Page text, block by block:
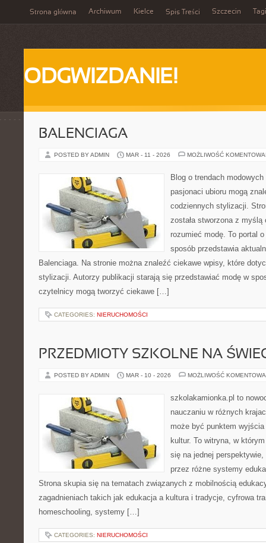
Strona główna Archiwum Kielce Spis Treści Szczecin Tagi
ODGWIZDANIE!
BALENCIAGA
POSTED BY ADMIN MAR - 11 - 2026 MOŻLIWOŚĆ
Blog o trendach
pasjonaci ubioru mogą
codziennych stylizacji.
została stworzona z
rozumieć modę. To portal
sposób przedstawia
Balenciaga. Na stronie można znaleźć ciekawe wpisy, które
stylizacji. Autorzy publikacji starają się przedstawiać modę w
czytelnicy mogą tworzyć ciekawe […]
CATEGORIES: NIERUCHOMOŚCI
PRZEDMIOTY SZKOLNE NA
POSTED BY ADMIN MAR - 10 - 2026 MOŻLIWOŚĆ
szkolakamionka.pl to
nauczaniu w różnych
może być punktem
kultur. To witryna, w
się na jednej
przez różne systemy
Strona skupia się na tematach związanych z mobilnością
zagadnieniach takich jak edukacja a kultura i tradycje, cyfrowa
homeschooling, systemy […]
CATEGORIES: NIERUCHOMOŚCI